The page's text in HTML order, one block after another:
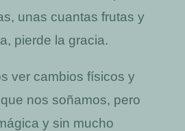
unas cuantas frutas y
pierde la gracia.
ver cambios físicos y
nos soñamos, pero
y sin mucho